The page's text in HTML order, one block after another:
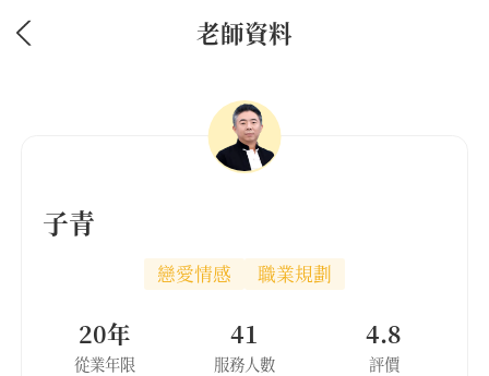
老師資料
子青
戀愛情感 職業規劃
從業年限
20年
服務人數
41
評價
4.8